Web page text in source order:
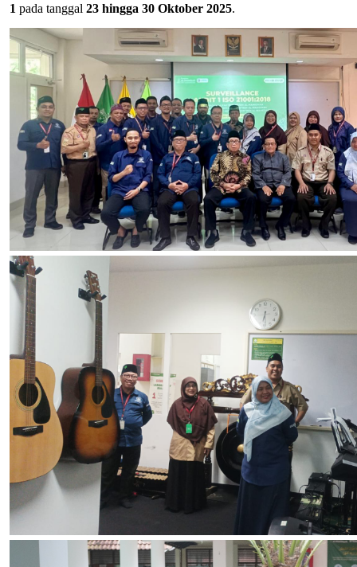
1 pada tanggal 23 hingga 30 Oktober 2025.